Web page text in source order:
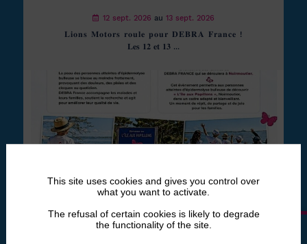
12 sept. 2026 au 13 sept. 2026
𝐋𝐢𝐨𝐧𝐬 𝐌𝐨𝐭𝐨𝐫𝐬 𝐫𝐨𝐮𝐥𝐞 𝐩𝐨𝐮𝐫 𝐃𝐄𝐁𝐑𝐀 𝐅𝐫𝐚𝐧𝐜𝐞 !
𝐋𝐞𝐬 𝟏𝟐 𝐞𝐭 𝟏𝟑 ...
12 oct. 2026 au18 oct. 2026
CAMPAGNE DE SENSIBILISATION « DÉVOILE
This site uses cookies and gives you control over
what you want to activate.
The refusal of certain cookies is likely to degrade
the functionality of the site.